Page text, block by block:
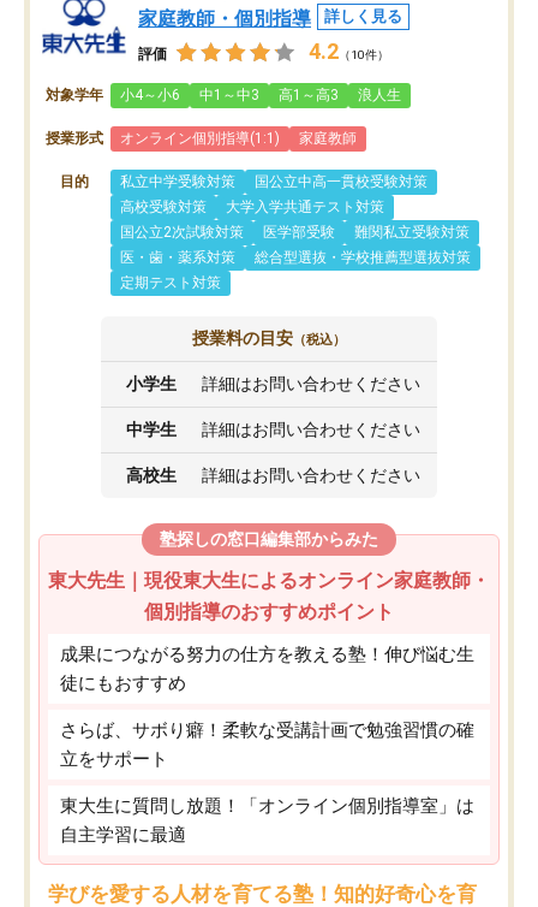
家庭教師・個別指導
詳しく見る
評価 4.2 （10件）
対象学年 小4～小6 中1～中3 高1～高3 浪人生
授業形式 オンライン個別指導(1:1) 家庭教師
目的 私立中学受験対策
国公立中高一貫校受験対策
高校受験対策
大学入学共通テスト対策
国公立2次試験対策
医学部受験
難関私立受験対策
医・歯・薬系対策
総合型選抜・学校推薦型選抜対策
定期テスト対策
授業料の目安 （税込）
小学生 詳細はお問い合わせください
中学生 詳細はお問い合わせください
高校生 詳細はお問い合わせください
塾探しの窓口編集部からみた
東大先生｜現役東大生によるオンライン家庭教師・
個別指導のおすすめポイント
成果につながる努力の仕方を教える塾！伸び悩む生
徒にもおすすめ
さらば、サボり癖！柔軟な受講計画で勉強習慣の確
立をサポート
東大生に質問し放題！「オンライン個別指導室」は
自主学習に最適
学びを愛する人材を育てる塾！知的好奇心を育